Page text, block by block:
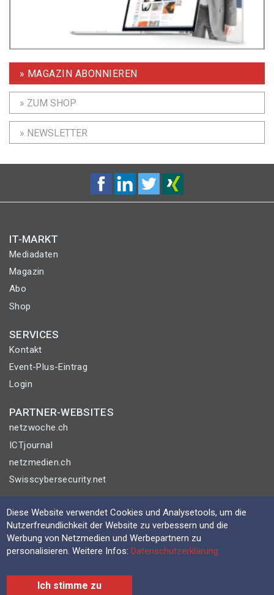
» MAGAZIN ABONNIEREN
» ZUM SHOP
» NEWSLETTER
IT-MARKT
Mediadaten
Magazin
Abo
Shop
SERVICES
Kontakt
Event-Plus-Eintrag
Login
PARTNER-WEBSITES
netzwoche.ch
ICTjournal
netzmedien.ch
Swisscybersecurity.net
© NETZMEDIEN AG 2026
Impressum
AGB
Nutzungsbestimmungen
Datenschutzerklärung
Diese Website verwendet Cookies und Analysetools, um die
Nutzerfreundlichkeit der Website zu verbessern und die
Werbung von Netzmedien und Werbepartnern zu
personalisieren. Weitere Infos:Datenschutzerklärung
Ich stimme zu